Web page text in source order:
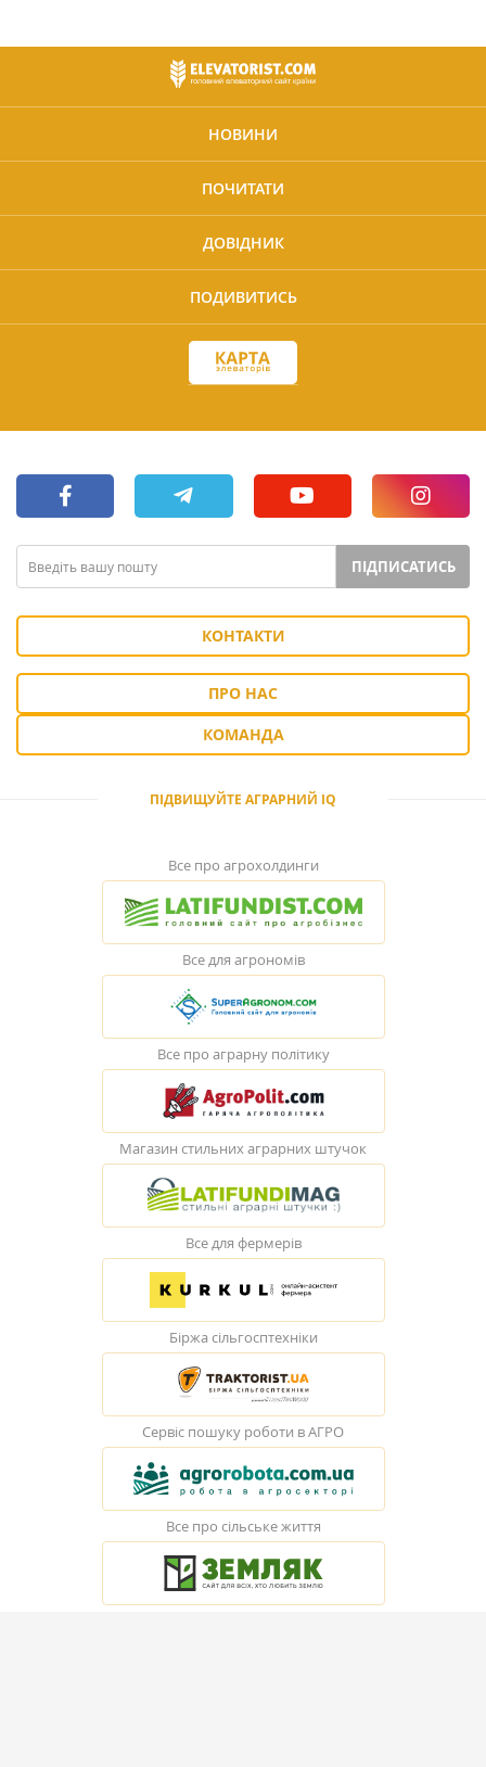
НОВИНИ
ПОЧИТАТИ
ДОВІДНИК
ПОДИВИТИСЬ
ПІДПИСАТИСЬ
КОНТАКТИ
ПРО НАС
КОМАНДА
ПІДВИЩУЙТЕ АГРАРНИЙ IQ
Все про агрохолдинги
Все для агрономів
Все про аграрну політику
Магазин стильних аграрних штучок
Все для фермерів
Біржа сільгосптехніки
Сервіс пошуку роботи в АГРО
Все про сільське життя